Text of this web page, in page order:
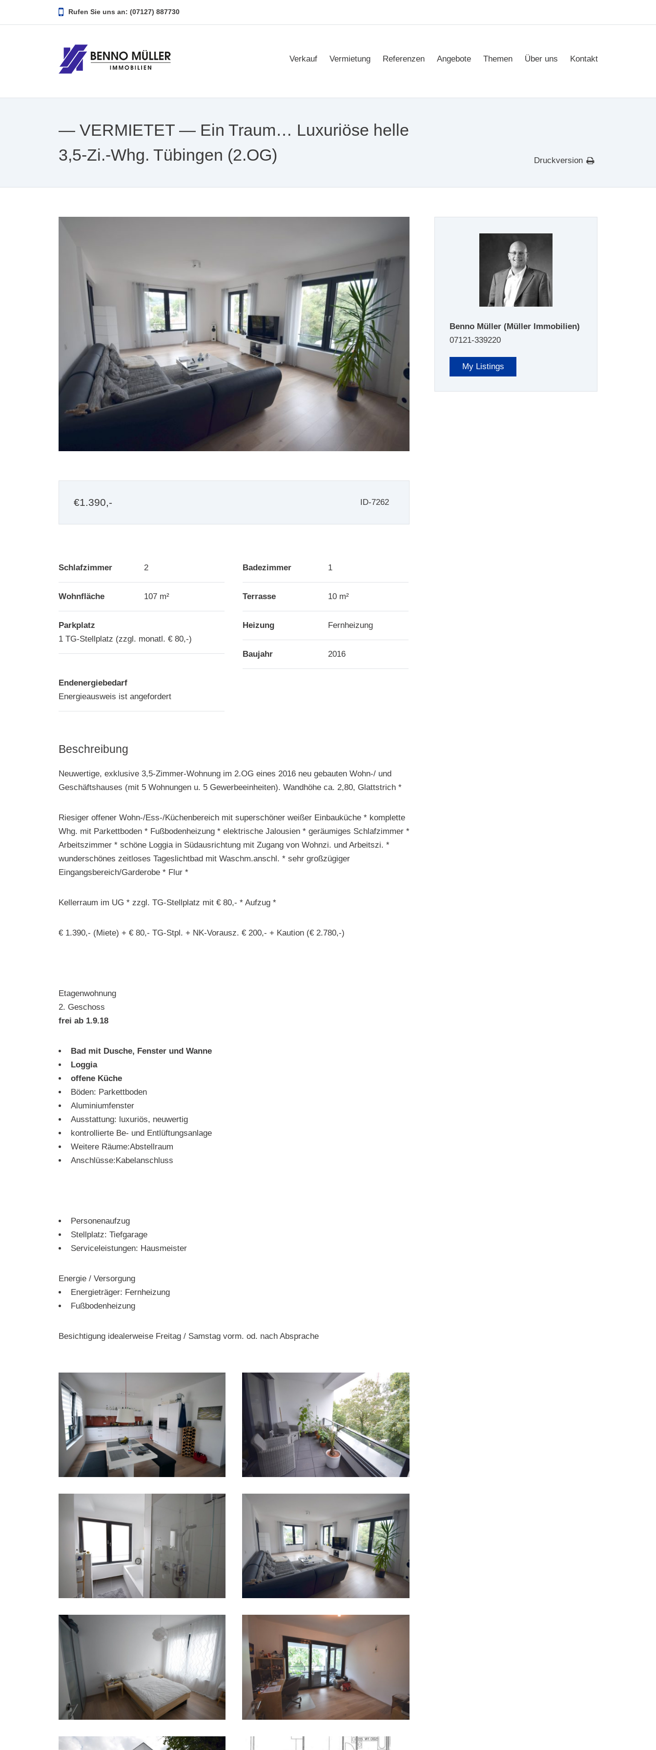
Rufen Sie uns an: (07127) 887730
Verkauf Vermietung Referenzen Angebote Themen Über uns Kontakt
— VERMIETET — Ein Traum… Luxuriöse helle
3,5-Zi.-Whg. Tübingen (2.OG)
Druckversion
€1.390,- ID-7262
Schlafzimmer 2 Badezimmer 1
Wohnfläche 107 m² Terrasse 10 m²
Parkplatz
1 TG-Stellplatz (zzgl. monatl. € 80,-)
Heizung Fernheizung
Baujahr 2016
Endenergiebedarf
Energieausweis ist angefordert
Beschreibung
Neuwertige, exklusive 3,5-Zimmer-Wohnung im 2.OG eines 2016 neu gebauten Wohn-/ und
Geschäftshauses (mit 5 Wohnungen u. 5 Gewerbeeinheiten). Wandhöhe ca. 2,80, Glattstrich *
Riesiger offener Wohn-/Ess-/Küchenbereich mit superschöner weißer Einbauküche * komplette
Whg. mit Parkettboden * Fußbodenheizung * elektrische Jalousien * geräumiges Schlafzimmer *
Arbeitszimmer * schöne Loggia in Südausrichtung mit Zugang von Wohnzi. und Arbeitszi. *
wunderschönes zeitloses Tageslichtbad mit Waschm.anschl. * sehr großzügiger
Eingangsbereich/Garderobe * Flur *
Kellerraum im UG * zzgl. TG-Stellplatz mit € 80,- * Aufzug *
€ 1.390,- (Miete) + € 80,- TG-Stpl. + NK-Vorausz. € 200,- + Kaution (€ 2.780,-)
Etagenwohnung
2. Geschoss
frei ab 1.9.18
Bad mit Dusche, Fenster und Wanne
Loggia
offene Küche
Böden: Parkettboden
Aluminiumfenster
Ausstattung: luxuriös, neuwertig
kontrollierte Be- und Entlüftungsanlage
Weitere Räume:Abstellraum
Anschlüsse:Kabelanschluss
Personenaufzug
Stellplatz: Tiefgarage
Serviceleistungen: Hausmeister
Energie / Versorgung
Energieträger: Fernheizung
Fußbodenheizung
Besichtigung idealerweise Freitag / Samstag vorm. od. nach Absprache
Benno Müller(Müller Immobilien)
07121-339220
My Listings